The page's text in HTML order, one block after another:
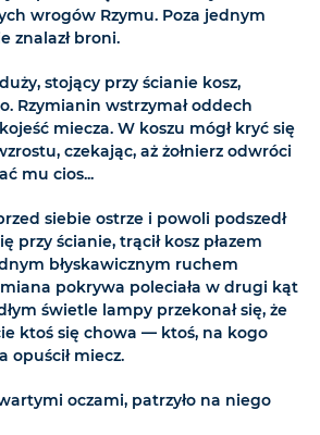
wrogów Rzymu. Poza jednym
znalazł broni.
stojący przy ścianie kosz,
Rzymianin wstrzymał oddech
miecza. W koszu mógł kryć się
czekając, aż żołnierz odwróci
mu cios...
siebie ostrze i powoli podszedł
przy ścianie, trącił kosz płazem
błyskawicznym ruchem
pokrywa poleciała w drugi kąt
świetle lampy przekonał się, że
ktoś się chowa — ktoś, na kogo
opuścił miecz.
oczami, patrzyło na niego